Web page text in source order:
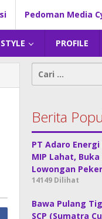
Pedoman Media
PROFILE
Cari
untuk:
Berita
PT Adaro
MIP Lahat, Buka
Lowongan
14149 Dilihat
Bawa Pulang
SCP (Sumatra